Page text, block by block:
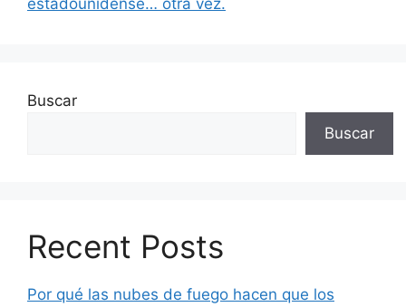
estadounidense… otra vez.
Buscar
Buscar
Recent Posts
Por qué las nubes de fuego hacen que los